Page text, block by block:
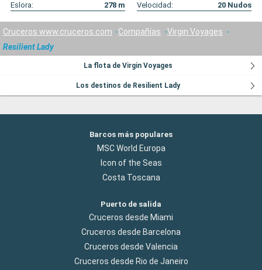
Eslora:
278 m Velocidad: 20 Nudos
Cruceros www.cruceros.com Compañías
Virgin Voyages
Resilient Lady
La flota de Virgin Voyages
Los destinos de Resilient Lady
Barcos más populares
MSC World Europa
Icon of the Seas
Costa Toscana
Puerto de salida
Cruceros desde Miami
Cruceros desde Barcelona
Cruceros desde Valencia
Cruceros desde Rio de Janeiro